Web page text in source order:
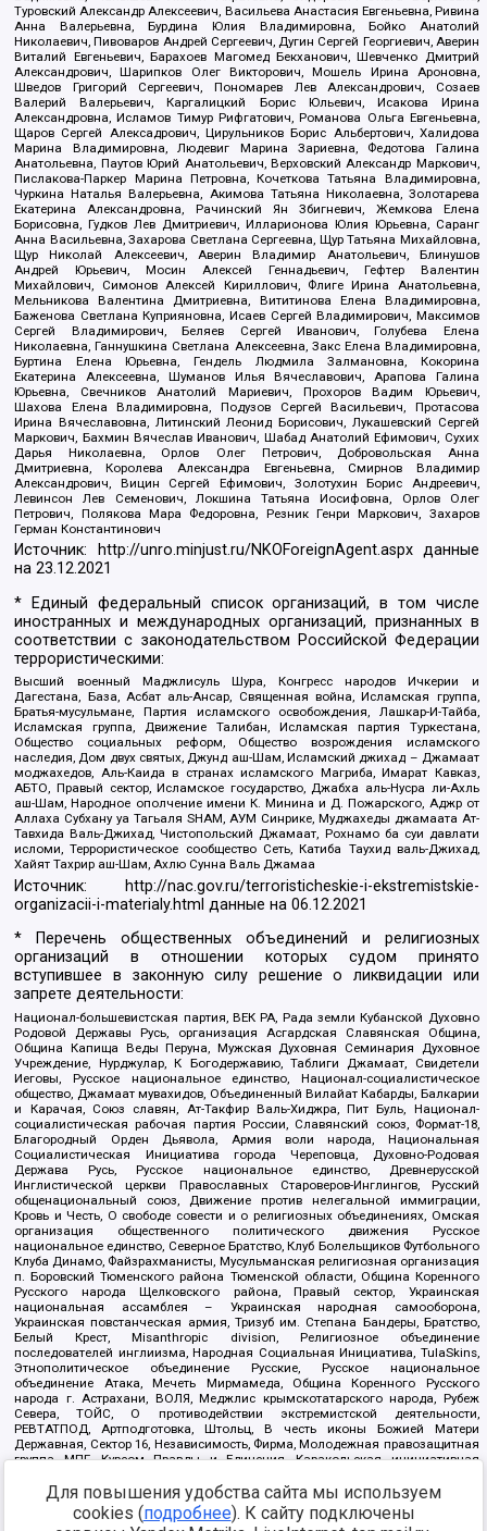
Туровский Александр Алексеевич, Васильева Анастасия Евгеньевна, Ривина
Анна Валерьевна, Бурдина Юлия Владимировна, Бойко Анатолий
Николаевич, Пивоваров Андрей Сергеевич, Дугин Сергей Георгиевич, Аверин
Виталий Евгеньевич, Барахоев Магомед Бекханович, Шевченко Дмитрий
Александрович, Шарипков Олег Викторович, Мошель Ирина Ароновна,
Шведов Григорий Сергеевич, Пономарев Лев Александрович, Созаев
Валерий Валерьевич, Каргалицкий Борис Юльевич, Исакова Ирина
Александровна, Исламов Тимур Рифгатович, Романова Ольга Евгеньевна,
Щаров Сергей Алексадрович, Цирульников Борис Альбертович, Халидова
Марина Владимировна, Людевиг Марина Зариевна, Федотова Галина
Анатольевна, Паутов Юрий Анатольевич, Верховский Александр Маркович,
Пислакова-Паркер Марина Петровна, Кочеткова Татьяна Владимировна,
Чуркина Наталья Валерьевна, Акимова Татьяна Николаевна, Золотарева
Екатерина Александровна, Рачинский Ян Збигневич, Жемкова Елена
Борисовна, Гудков Лев Дмитриевич, Илларионова Юлия Юрьевна, Саранг
Анна Васильевна, Захарова Светлана Сергеевна, Щур Татьяна Михайловна,
Щур Николай Алексеевич, Аверин Владимир Анатольевич, Блинушов
Андрей Юрьевич, Мосин Алексей Геннадьевич, Гефтер Валентин
Михайлович, Симонов Алексей Кириллович, Флиге Ирина Анатольевна,
Мельникова Валентина Дмитриевна, Вититинова Елена Владимировна,
Баженова Светлана Куприяновна, Исаев Сергей Владимирович, Максимов
Сергей Владимирович, Беляев Сергей Иванович, Голубева Елена
Николаевна, Ганнушкина Светлана Алексеевна, Закс Елена Владимировна,
Буртина Елена Юрьевна, Гендель Людмила Залмановна, Кокорина
Екатерина Алексеевна, Шуманов Илья Вячеславович, Арапова Галина
Юрьевна, Свечников Анатолий Мариевич, Прохоров Вадим Юрьевич,
Шахова Елена Владимировна, Подузов Сергей Васильевич, Протасова
Ирина Вячеславовна, Литинский Леонид Борисович, Лукашевский Сергей
Маркович, Бахмин Вячеслав Иванович, Шабад Анатолий Ефимович, Сухих
Дарья Николаевна, Орлов Олег Петрович, Добровольская Анна
Дмитриевна, Королева Александра Евгеньевна, Смирнов Владимир
Александрович, Вицин Сергей Ефимович, Золотухин Борис Андреевич,
Левинсон Лев Семенович, Локшина Татьяна Иосифовна, Орлов Олег
Петрович, Полякова Мара Федоровна, Резник Генри Маркович, Захаров
Герман Константинович
Источник: http://unro.minjust.ru/NKOForeignAgent.aspxданные
на23.12.2021
* Единый федеральный список организаций, в том числе
иностранных и международных организаций, признанных в
соответствии с законодательством Российской Федерации
террористическими:
Высший военный Маджлисуль Шура, Конгресс народов Ичкерии и
Дагестана, База, Асбат аль-Ансар, Священная война, Исламская группа,
Братья-мусульмане, Партия исламского освобождения, Лашкар-И-Тайба,
Исламская группа, Движение Талибан, Исламская партия Туркестана,
Общество социальных реформ, Общество возрождения исламского
наследия, Дом двух святых, Джунд аш-Шам, Исламский джихад – Джамаат
моджахедов, Аль-Каида в странах исламского Магриба, Имарат Кавказ,
АБТО, Правый сектор, Исламское государство, Джабха аль-Нусра ли-Ахль
аш-Шам, Народное ополчение имени К. Минина и Д. Пожарского, Аджр от
Аллаха Субхану уа Тагьаля SHAM, АУМ Синрике, Муджахеды джамаата Ат-
Тавхида Валь-Джихад, Чистопольский Джамаат, Рохнамо ба суи давлати
исломи, Террористическое сообщество Сеть, Катиба Таухид валь-Джихад,
Хайят Тахрир аш-Шам, Ахлю Сунна Валь Джамаа
Источник:
http://nac.gov.ru/terroristicheskie-i-ekstremistskie-
organizacii-i-materialy.html данные на06.12.2021
* Перечень общественных объединений и религиозных
организаций в отношении которых судом принято
вступившее в законную силу решение о ликвидации или
запрете деятельности:
Национал-большевистская партия, ВЕК РА, Рада земли Кубанской Духовно
Родовой Державы Русь, организация Асгардская Славянская Община,
Община Капища Веды Перуна, Мужская Духовная Семинария Духовное
Учреждение, Нурджулар, К Богодержавию, Таблиги Джамаат, Свидетели
Иеговы, Русское национальное единство, Национал-социалистическое
общество, Джамаат мувахидов, Объединенный Вилайат Кабарды, Балкарии
и Карачая, Союз славян, Ат-Такфир Валь-Хиджра, Пит Буль, Национал-
социалистическая рабочая партия России, Славянский союз, Формат-18,
Благородный Орден Дьявола, Армия воли народа, Национальная
Социалистическая Инициатива города Череповца, Духовно-Родовая
Держава Русь, Русское национальное единство, Древнерусской
Инглистической церкви Православных Староверов-Инглингов, Русский
общенациональный союз, Движение против нелегальной иммиграции,
Кровь и Честь, О свободе совести и о религиозных объединениях, Омская
организация общественного политического движения Русское
национальное единство, Северное Братство, Клуб Болельщиков Футбольного
Клуба Динамо, Файзрахманисты, Мусульманская религиозная организация
п. Боровский Тюменского района Тюменской области, Община Коренного
Русского народа Щелковского района, Правый сектор, Украинская
национальная ассамблея – Украинская народная самооборона,
Украинская повстанческая армия, Тризуб им. Степана Бандеры, Братство,
Белый Крест, Misanthropic division, Религиозное объединение
последователей инглиизма, Народная Социальная Инициатива, TulaSkins,
Этнополитическое объединение Русские, Русское национальное
объединение Атака, Мечеть Мирмамеда, Община Коренного Русского
народа г. Астрахани, ВОЛЯ, Меджлис крымскотатарского народа, Рубеж
Севера, ТОЙС, О противодействии экстремистской деятельности,
РЕВТАТПОД, Артподготовка, Штольц, В честь иконы Божией Матери
Державная, Сектор 16, Независимость, Фирма, Молодежная правозащитная
группа МПГ, Курсом Правды и Единения, Каракольская инициативная
Благотворительный пансионат Ак Умут, Русская республика Русь,
Арестантское уголовное единство, Башкорт, Нация и свобода, W.H.С., Фалунь
Дафа, Иртыш Ultras, Русский Патриотический клуб-Новокузнецк/РПК,
Для повышения удобства сайта мы используем
cookies (подробнее). К сайту подключены